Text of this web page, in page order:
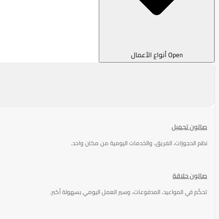
Open أنواع الأعمال
صالون تجميل
نظم الحجوزات، الفريق، والخدمات اليومية من مكان واحد.
صالون حلاقة
تحكّم في المواعيد، المدفوعات، وسير العمل اليومي بسهولة أكبر.